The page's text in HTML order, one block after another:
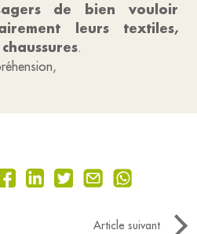
de bien vouloir
leurs textiles,
.
Article suivant